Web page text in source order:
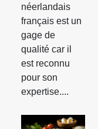
néerlandais
français est un
gage de
qualité car il
est reconnu
pour son
expertise....